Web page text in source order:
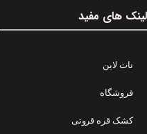
لینک های مفید
نات لاین
فروشگاه
کشک قره قروتی